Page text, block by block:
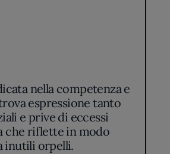
nella competenza e
espressione tanto
e prive di eccessi
che riflette in modo
inutili orpelli.